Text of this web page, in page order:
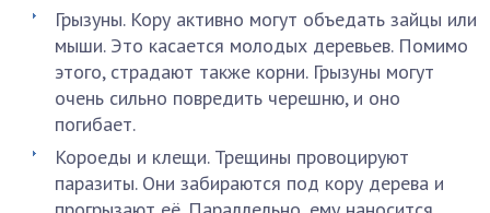
Грызуны. Кору активно могут объедать зайцы или
мыши. Это касается молодых деревьев. Помимо
этого, страдают также корни. Грызуны могут
очень сильно повредить черешню, и оно
погибает.
Короеды и клещи. Трещины провоцируют
паразиты. Они забираются под кору дерева и